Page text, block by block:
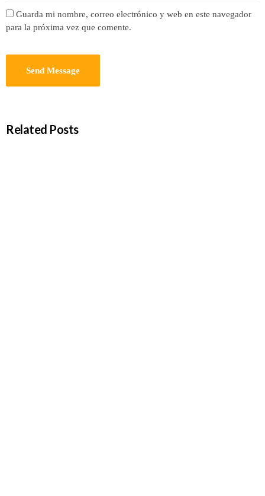
Guarda mi nombre, correo electrónico y web en este navegador
para la próxima vez que comente.
Related Posts